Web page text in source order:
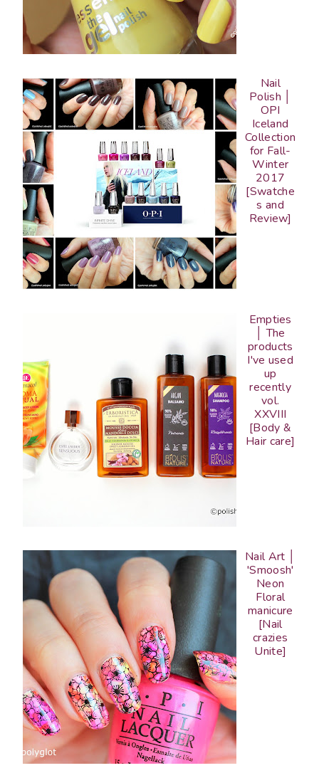
Nail
Polish │
OPI
Iceland
Collection
for Fall-
Winter
2017
[Swatche
s and
Review]
Empties
│ The
products
I've used
up
recently
vol.
XXVIII
[Body &
Hair care]
Nail Art │
'Smoosh'
Neon
Floral
manicure
[Nail
crazies
Unite]